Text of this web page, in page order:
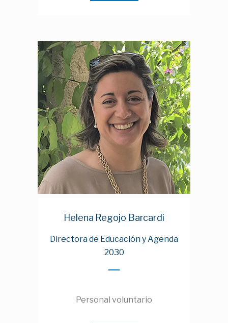
Ver CV
Helena Regojo Barcardi
Directora de Educación y Agenda
2030
Personal voluntario